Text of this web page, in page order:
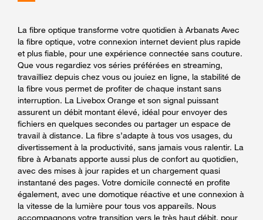
La fibre optique transforme votre quotidien à Arbanats Avec
la fibre optique, votre connexion internet devient plus rapide
et plus fiable, pour une expérience connectée sans couture.
Que vous regardiez vos séries préférées en streaming,
travailliez depuis chez vous ou jouiez en ligne, la stabilité de
la fibre vous permet de profiter de chaque instant sans
interruption. La Livebox Orange et son signal puissant
assurent un débit montant élevé, idéal pour envoyer des
fichiers en quelques secondes ou partager un espace de
travail à distance. La fibre s’adapte à tous vos usages, du
divertissement à la productivité, sans jamais vous ralentir. La
fibre à Arbanats apporte aussi plus de confort au quotidien,
avec des mises à jour rapides et un chargement quasi
instantané des pages. Votre domicile connecté en profite
également, avec une domotique réactive et une connexion à
la vitesse de la lumière pour tous vos appareils. Nous
accompagnons votre transition vers le très haut débit, pour